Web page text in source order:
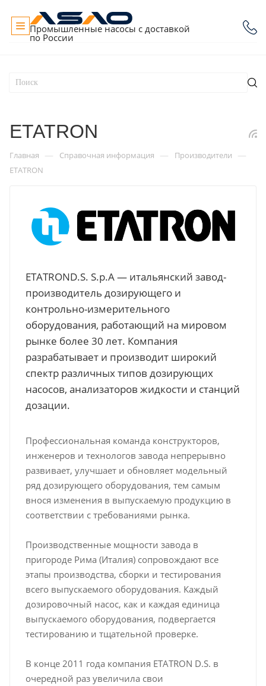
Промышленные насосы с доставкой
по России
ETATRON
Главная — Справочная информация — Производители —
ETATRON
ETATROND.S. S.p.A — итальянский завод-
производитель дозирующего и
контрольно-измерительного
оборудования, работающий на мировом
рынке более 30 лет. Компания
разрабатывает и производит широкий
спектр различных типов дозирующих
насосов, анализаторов жидкости и станций
дозации.
Профессиональная команда конструкторов,
инженеров и технологов завода непрерывно
развивает, улучшает и обновляет модельный
ряд дозирующего оборудования, тем самым
внося изменения в выпускаемую продукцию в
соответствии с требованиями рынка.
Производственные мощности завода в
пригороде Рима (Италия) сопровождают все
этапы производства, сборки и тестирования
всего выпускаемого оборудования. Каждый
дозировочный насос, как и каждая единица
выпускаемого оборудования, подвергается
тестированию и тщательной проверке.
В конце 2011 года компания ETATRON D.S. в
очередной раз увеличила свои